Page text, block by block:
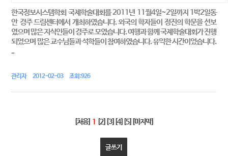
한국정보시스템학회 국제학술대회를 2011년 11월4일~2일까지 1박2일동
안 경주 드림센터에서 개최하였습니다. 외국의 학자들이 정진의 학문을 선보
였으며 많은 지식인들이 경주로 모였습니다. 여행과 함께 국제학술대회가 진행
되었으며 많은 교수님들과 석학들이 참여하였습니다. 유익한 시간이었습니다.
..
관리자 2012-02-03 조회:926
[처음] 1 [2] [3] [4] [5] [마지막]
글쓰기